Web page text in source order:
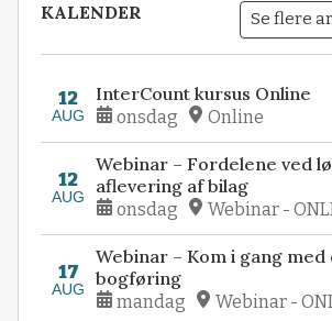
KALENDER Se flere
12
AUG
InterCount kursus Online
onsdag Online
12
AUG
Webinar – Fordelene ved
aflevering af bilag
onsdag Webinar -
17
AUG
Webinar – Kom i gang med
bogføring
mandag Webinar -